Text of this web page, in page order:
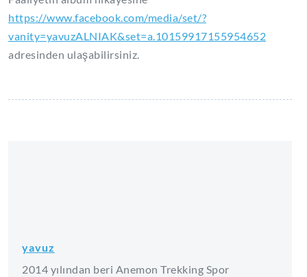
https://www.facebook.com/media/set/?
vanity=yavuzALNIAK&set=a.10159917155954652
adresinden ulaşabilirsiniz.
yavuz
2014 yılından beri Anemon Trekking Spor